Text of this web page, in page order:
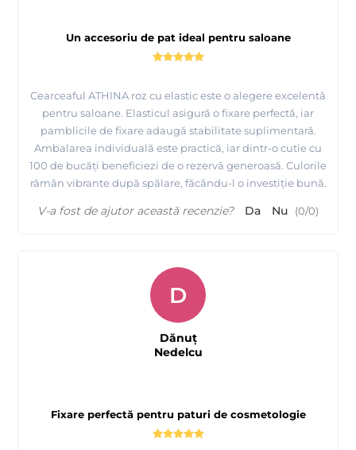
Un accesoriu de pat ideal pentru saloane
Cearceaful ATHINA roz cu elastic este o alegere excelentă
pentru saloane. Elasticul asigură o fixare perfectă, iar
pamblicile de fixare adaugă stabilitate suplimentară.
Ambalarea individuală este practică, iar dintr-o cutie cu
100 de bucăți beneficiezi de o rezervă generoasă. Culorile
rămân vibrante după spălare, făcându-l o investiție bună.
V-a fost de ajutor această recenzie? Da Nu (0/0)
Fixare perfectă pentru paturi de cosmetologie
D
Dănuț
Nedelcu